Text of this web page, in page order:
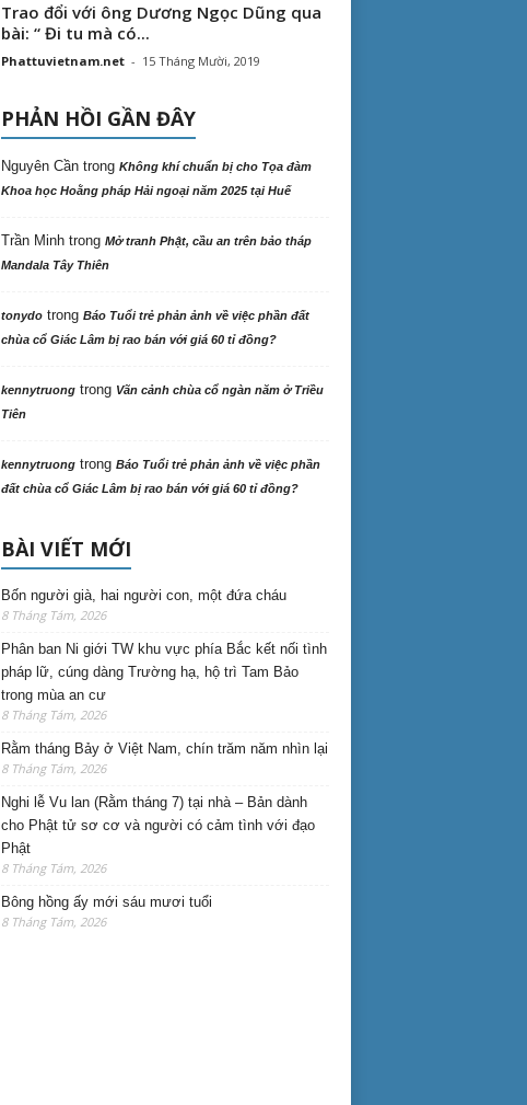
Trao đổi với ông Dương Ngọc Dũng qua
bài: “ Đi tu mà có...
Phattuvietnam.net - 15 Tháng Mười, 2019
PHẢN HỒI GẦN ĐÂY
Nguyên Cầntrong Không khí chuẩn bị cho Tọa đàm
Khoa học Hoằng pháp Hải ngoại năm 2025 tại Huế
Trần Minhtrong Mở tranh Phật, cầu an trên bảo tháp
Mandala Tây Thiên
tonydotrong Báo Tuổi trẻ phản ảnh về việc phần đất
chùa cổ Giác Lâm bị rao bán với giá 60 tỉ đồng?
kennytruongtrong Vãn cảnh chùa cổ ngàn năm ở Triều
Tiên
kennytruongtrong Báo Tuổi trẻ phản ảnh về việc phần
đất chùa cổ Giác Lâm bị rao bán với giá 60 tỉ đồng?
BÀI VIẾT MỚI
Bốn người già, hai người con, một đứa cháu
8 Tháng Tám, 2026
Phân ban Ni giới TW khu vực phía Bắc kết nối tình
pháp lữ, cúng dàng Trường hạ, hộ trì Tam Bảo
trong mùa an cư
8 Tháng Tám, 2026
Rằm tháng Bảy ở Việt Nam, chín trăm năm nhìn lại
8 Tháng Tám, 2026
Nghi lễ Vu lan (Rằm tháng 7) tại nhà – Bản dành
cho Phật tử sơ cơ và người có cảm tình với đạo
Phật
8 Tháng Tám, 2026
Bông hồng ấy mới sáu mươi tuổi
8 Tháng Tám, 2026